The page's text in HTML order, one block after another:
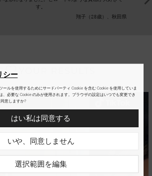
す。
翔子（28歳）、秋田県
シー
ールを使用するためにサードパーティ Cookie を含む Cookie を使用していま
、必要な Cookie のみが使用されます。ブラウザの設定はいつでも変更でき
意しますか?
はい私は同意する
いや、同意しません
選択範囲を編集